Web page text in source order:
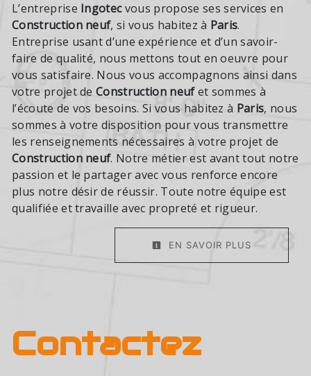
L’entreprise Ingotecvous propose ses services en
Construction neuf, si vous habitez à Paris.
Entreprise usant d’une expérience et d’un savoir-
faire de qualité, nous mettons tout en oeuvre pour
vous satisfaire. Nous vous accompagnons ainsi dans
votre projet deConstruction neufet sommes à
l’écoute de vos besoins. Si vous habitez à Paris, nous
sommes à votre disposition pour vous transmettre
les renseignements nécessaires à votre projet de
Construction neuf. Notre métier est avant tout notre
passion et le partager avec vous renforce encore
plus notre désir de réussir. Toute notre équipe est
qualifiée et travaille avec propreté et rigueur.
EN SAVOIR PLUS
Contactez